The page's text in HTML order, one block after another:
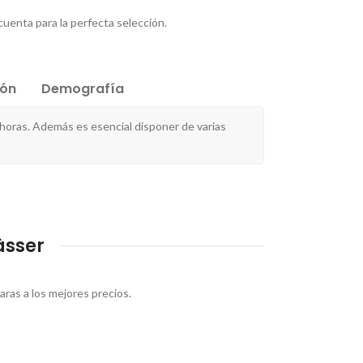
para la perfecta selección.
Demografía
Además es esencial disponer de varias
a los mejores precios.